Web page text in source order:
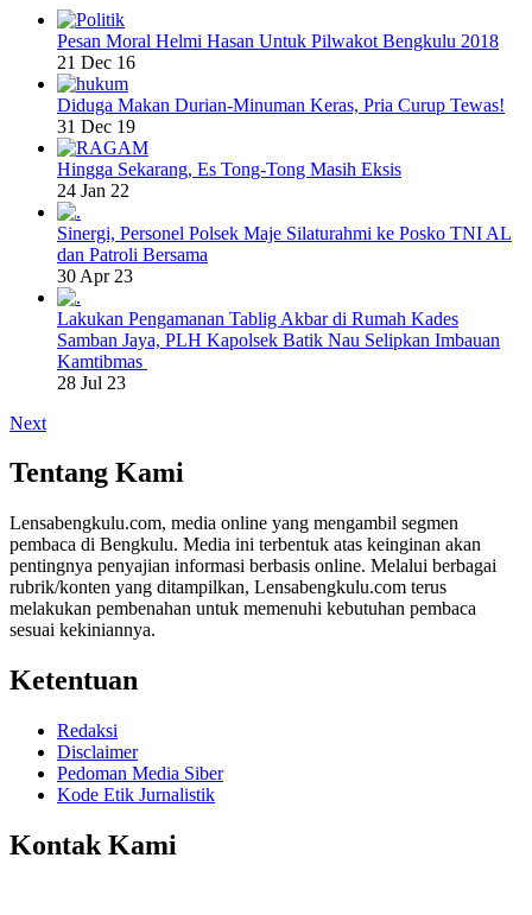
Pesan Moral Helmi Hasan Untuk Pilwakot Bengkulu 2018
21 Dec 16
Diduga Makan Durian-Minuman Keras, Pria Curup Tewas!
31 Dec 19
Hingga Sekarang, Es Tong-Tong Masih Eksis
24 Jan 22
Sinergi, Personel Polsek Maje Silaturahmi ke Posko TNI AL
dan Patroli Bersama
30 Apr 23
Lakukan Pengamanan Tablig Akbar di Rumah Kades
Samban Jaya, PLH Kapolsek Batik Nau Selipkan Imbauan
Kamtibmas
28 Jul 23
Next
Tentang Kami
Lensabengkulu.com, media online yang mengambil segmen
pembaca di Bengkulu. Media ini terbentuk atas keinginan akan
pentingnya penyajian informasi berbasis online. Melalui berbagai
rubrik/konten yang ditampilkan, Lensabengkulu.com terus
melakukan pembenahan untuk memenuhi kebutuhan pembaca
sesuai kekiniannya.
Ketentuan
Redaksi
Disclaimer
Pedoman Media Siber
Kode Etik Jurnalistik
Kontak Kami